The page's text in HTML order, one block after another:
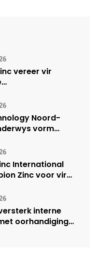
vereer vir
Ekspo
Noord-
vorm
International
Zinc voor vir
interne
oorhandiging